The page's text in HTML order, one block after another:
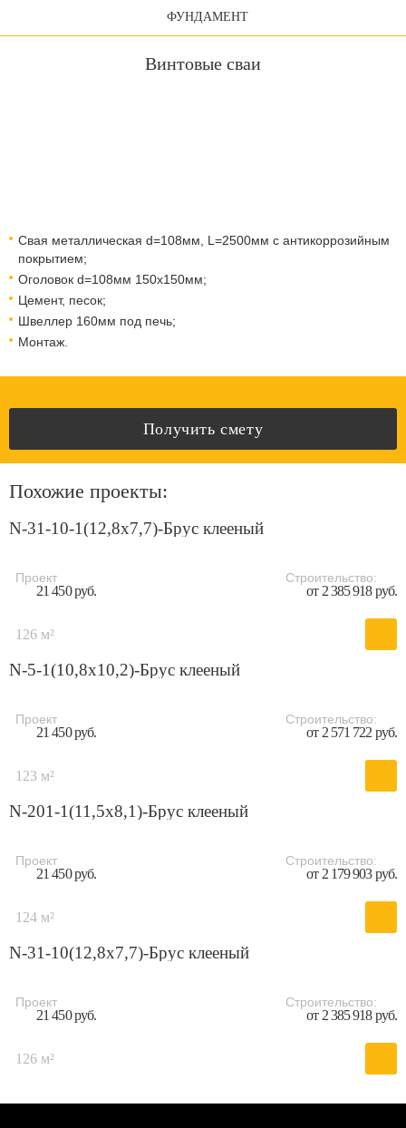
ФУНДАМЕНТ
Винтовые сваи
Свая металлическая d=108мм, L=2500мм с антикоррозийным
покрытием;
Оголовок d=108мм 150x150мм;
Цемент, песок;
Швеллер 160мм под печь;
Монтаж.
Получить смету
Похожие проекты:
N-31-10-1(12,8х7,7)-Брус клееный
Проект
21 450 руб.
Строительство:
от 2 385 918 руб.
126 м²
N-5-1(10,8х10,2)-Брус клееный
Проект
21 450 руб.
Строительство:
от 2 571 722 руб.
123 м²
N-201-1(11,5x8,1)-Брус клееный
Проект
21 450 руб.
Строительство:
от 2 179 903 руб.
124 м²
N-31-10(12,8x7,7)-Брус клееный
Проект
21 450 руб.
Строительство:
от 2 385 918 руб.
126 м²